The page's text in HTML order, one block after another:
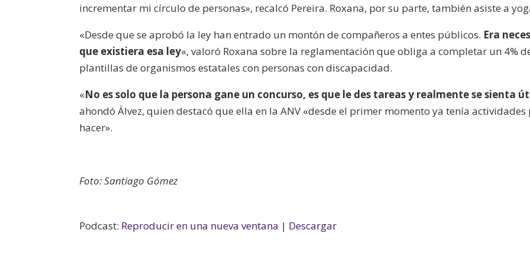
incrementar mi círculo de personas», recalcó Pereira. Roxana, por su parte, también asiste a
«Desde que se aprobó la ley han entrado un montón de compañeros a entes públicos. Era
que existiera esa ley«, valoró Roxana sobre la reglamentación que obliga a completar un 4%
plantillas de organismos estatales con personas con discapacidad.
«No es solo que la persona gane un concurso, es que le des tareas y realmente se sienta
ahondó Álvez, quien destacó que ella en la ANV «desde el primer momento ya tenía actividades
hacer».
Foto: Santiago Gómez
Podcast: Reproducir en una nueva ventana | Descargar